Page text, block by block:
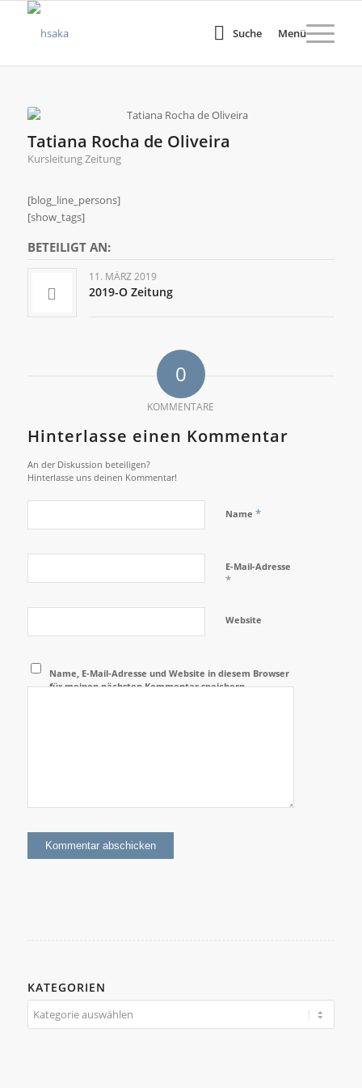
Suche Menü
Tatiana Rocha de Oliveira
Kursleitung Zeitung
[blog_line_persons]
[show_tags]
BETEILIGT AN:
11. MÄRZ 2019
2019-O Zeitung
0
KOMMENTARE
Hinterlasse einen Kommentar
An der Diskussion beteiligen?
Hinterlasse uns deinen Kommentar!
Name *
E-Mail-Adresse
*
Website
Name, E-Mail-Adresse und Website in diesem Browser
für meinen nächsten Kommentar speichern.
KATEGORIEN
Kategorien